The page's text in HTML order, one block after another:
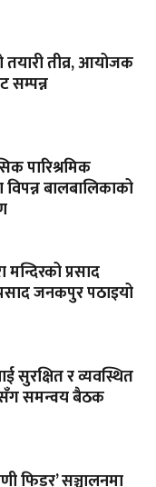
तीव्र, आयोजक
सम्पन्न
पारिश्रमिक
बालबालिकाको
प्रसाद
जनकपुर पठाइयो
सुरक्षित र व्यवस्थित
समन्वय बैठक